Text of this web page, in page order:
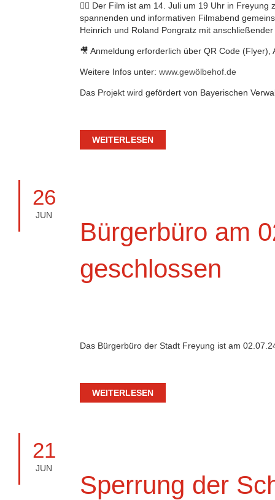
👉🏼 Der Film ist am 14. Juli um 19 Uhr in
spannenden und informativen Filmabend
Heinrich und Roland Pongratz mit
🎥 Anmeldung erforderlich über QR Code (Flyer),
Weitere Infos unter: www.gewölbehof.de
Das Projekt wird gefördert von Bayerischen
WEITERLESEN
26
JUN
Bürgerbüro am
geschlossen
Das Bürgerbüro der Stadt Freyung ist am
WEITERLESEN
21
JUN
Sperrung der